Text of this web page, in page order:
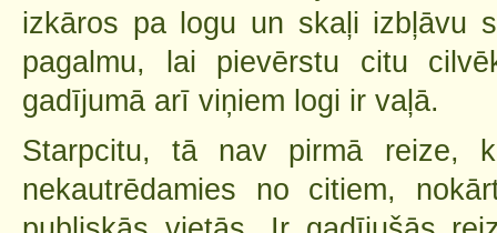
izkāros pa logu un skaļi izbļāvu
pagalmu, lai pievērstu citu
gadījumā arī viņiem logi ir vaļā.
Starpcitu, tā nav pirmā reize,
nekautrēdamies no citiem,